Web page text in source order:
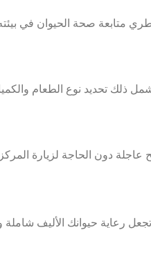
ذلك تحديد نوع الطعام
عاجلة دون الحاجة لزيارة
رعاية حيوانك الأليف شاملة